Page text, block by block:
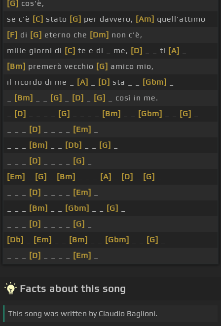
[G] cos'è,
se c'è [C] stato [G] per davvero, [Am] quell'attimo
[F] di [G] eterno che [Dm] non c'è,
mille giorni di [C] te e di _ me, [D] _ _ ti [A]
[Bm] premerò vecchio [G] amico mio,
il ricordo di me _
[A] [D] sta _ _ [Gbm]
[Bm] [G] [D] [G]
_ così in me.
[D] [G] [Bm] [Gbm] [G]
[D] [Em]
[Bm] [Db] [G]
[D] [G]
[Em]
[G] [Bm] [A] [D] [G]
[D] [Em]
[Bm] [Gbm] [G]
[D] [G]
[Db]
[Em] [Bm] [Gbm] [G]
[D] [Em]
Facts about this song
This song was written by Claudio Baglioni.